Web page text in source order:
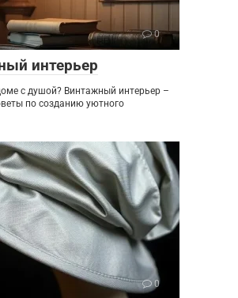
0
интерьер
с душой? Винтажный интерьер –
по созданию уютного
0